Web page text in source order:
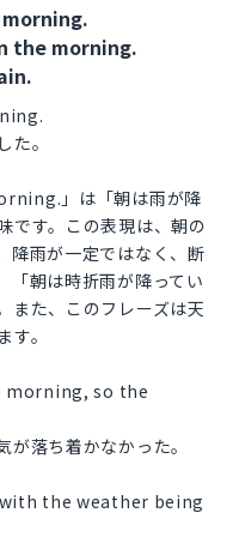
the morning.
。
」は「朝は雨が降
です。この表現は、朝の
降雨が一定ではなく、断
「朝は時折雨が降ってい
また、このフレーズは天
。
so the
落ち着かなかった。
the weather being